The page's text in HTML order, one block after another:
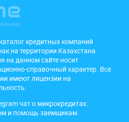
кредитных компаний
на территории Казахстана
данном сайте носит
справочный характер. Все
имеют лицензии на
чат о микрокредитах:
и помощь заемщикам.